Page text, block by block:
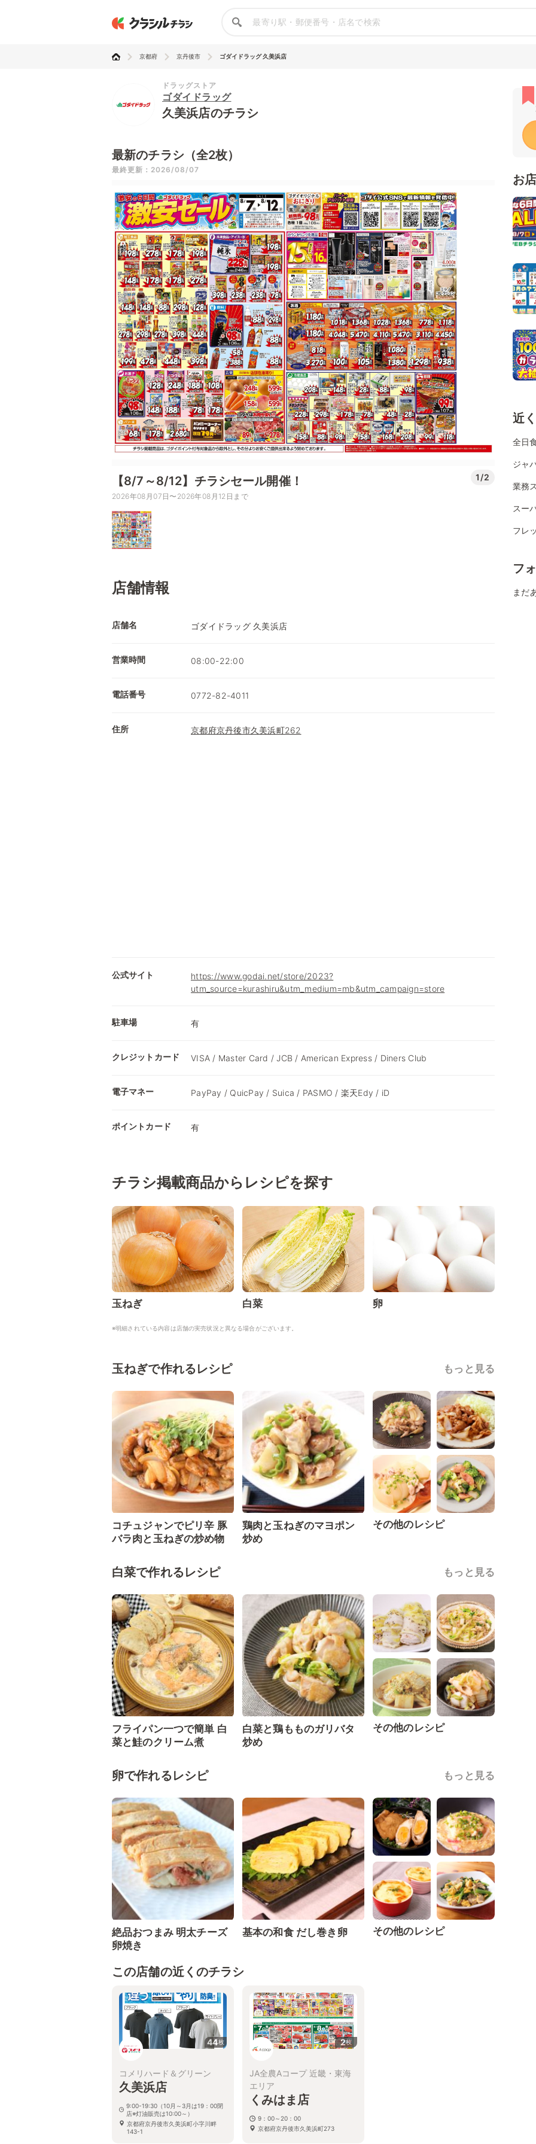
京都府 京丹後市 ゴダイドラッグ 久美浜店
ドラッグストア
ゴダイドラッグ
久美浜店のチラシ
最新のチラシ（全2枚）
最終更新：2026/08/07
【8/7～8/12】チラシセール開催！ 1/2
2026年08月07日〜2026年08月12日まで
店舗情報
店舗名 ゴダイドラッグ 久美浜店
営業時間 08:00-22:00
電話番号 0772-82-4011
住所 京都府京丹後市久美浜町262
公式サイト
https://www.godai.net/store/2023?
utm_source=kurashiru&utm_medium=mb&utm_campaign=store
駐車場 有
クレジットカード VISA / Master Card / JCB / American Express / Diners Club
電子マネー PayPay / QuicPay / Suica / PASMO / 楽天Edy / iD
ポイントカード 有
チラシ掲載商品からレシピを探す
玉ねぎ 白菜 卵
※明細されている内容は店舗の実売状況と異なる場合がございます。
玉ねぎで作れるレシピ もっと見る
コチュジャンでピリ辛 豚
バラ肉と玉ねぎの炒め物
鶏肉と玉ねぎのマヨポン
炒め
その他のレシピ
白菜で作れるレシピ もっと見る
フライパン一つで簡単 白
菜と鮭のクリーム煮
白菜と鶏もものガリバタ
炒め
その他のレシピ
卵で作れるレシピ もっと見る
絶品おつまみ 明太チーズ
卵焼き
基本の和食 だし巻き卵 その他のレシピ
この店舗の近くのチラシ
44枚
コメリハード＆グリーン
久美浜店
9:00-19:30（10月～3月は19：00閉
店※灯油販売は10:00～）
京都府京丹後市久美浜町小字川畔
143-1
2枚
JA全農Aコープ 近畿・東海
エリア
くみはま店
9：00～20：00
京都府京丹後市久美浜町273
お
近
全日
ジャ
業務
スー
フレ
フ
まだ